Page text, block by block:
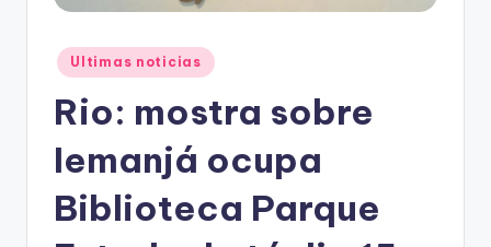
Posted
in
Ultimas noticias
Rio: mostra sobre
Iemanjá ocupa
Biblioteca Parque